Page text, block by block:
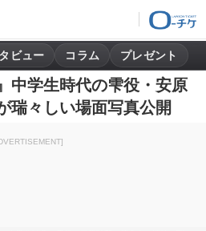
ビュー コラム プレゼント
中学生時代の雫役・安原
瑞々しい場面写真公開